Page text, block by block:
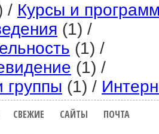
/ Курсы и
(1) /
(1) /
(1) /
группы (1) /
СВЕЖИЕ САЙТЫ ПОЧТА